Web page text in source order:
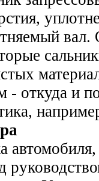
вал.
- откуда и